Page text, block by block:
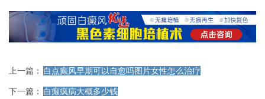
上一篇： 白点癫风早期可以自愈吗图片女性怎么治疗
下一篇： 白癫疯病大概多少钱